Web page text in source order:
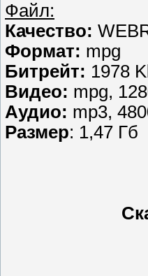
Файл:
Качество:
Формат: mpg
Битрейт: 1978
Видео: mpg,
Аудио: mp3,
Размер: 1,47 Гб